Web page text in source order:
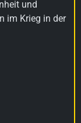
und
im Krieg in der